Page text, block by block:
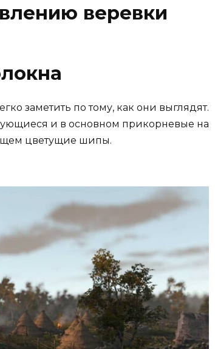
веревки
заметить по тому, как они выглядят.
и в основном прикорневые на
цветущие шипы.